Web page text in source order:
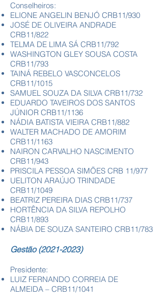
Conselheiros:​
ELIONE ANGELIN BENJÓ CRB11/930
JOSÉ DE OLIVEIRA ANDRADE
CRB11/822
TELMA DE LIMA SÁ CRB11/792
WASHINGTON GLEY SOUSA COSTA
CRB11/793
TAINÁ REBELO VASCONCELOS
CRB11/1015
SAMUEL SOUZA DA SILVA CRB11/732
EDUARDO TAVEIROS DOS SANTOS
JÚNIOR CRB11/1136
NÁDIA BATISTA VIEIRA CRB11/882
WALTER MACHADO DE AMORIM
CRB11/1163
NAIRON CARVALHO NASCIMENTO
CRB11/943
PRISCILA PESSOA SIMÕES CRB 11/977
UELITON ARAÚJO TRINDADE
CRB11/1049
BEATRIZ PEREIRA DIAS CRB11/737
HORTÊNCIA DA SILVA REPOLHO
CRB11/893
NÁBIA DE SOUZA SANTEIRO CRB11/783
Gestão(2021-2023)
Presidente:
LUIZ FERNANDO CORREIA DE
ALMEIDA – CRB11/1041